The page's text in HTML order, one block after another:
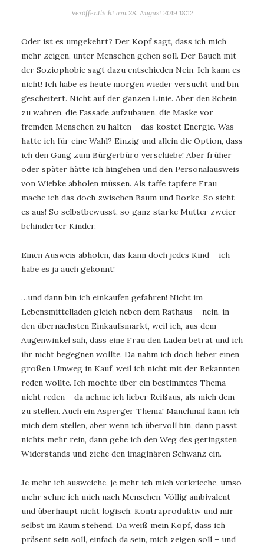
Veröffentlicht am 28. August 2019 18:12
Oder ist es umgekehrt? Der Kopf sagt, dass ich mich
mehr zeigen, unter Menschen gehen soll. Der Bauch mit
der Soziophobie sagt dazu entschieden Nein. Ich kann es
nicht! Ich habe es heute morgen wieder versucht und bin
gescheitert. Nicht auf der ganzen Linie. Aber den Schein
zu wahren, die Fassade aufzubauen, die Maske vor
fremden Menschen zu halten – das kostet Energie. Was
hatte ich für eine Wahl? Einzig und allein die Option, dass
ich den Gang zum Bürgerbüro verschiebe! Aber früher
oder später hätte ich hingehen und den Personalausweis
von Wiebke abholen müssen. Als taffe tapfere Frau
mache ich das doch zwischen Baum und Borke. So sieht
es aus! So selbstbewusst, so ganz starke Mutter zweier
behinderter Kinder.
Einen Ausweis abholen, das kann doch jedes Kind – ich
habe es ja auch gekonnt!
…und dann bin ich einkaufen gefahren! Nicht im
Lebensmittelladen gleich neben dem Rathaus – nein, in
den übernächsten Einkaufsmarkt, weil ich, aus dem
Augenwinkel sah, dass eine Frau den Laden betrat und ich
ihr nicht begegnen wollte. Da nahm ich doch lieber einen
großen Umweg in Kauf, weil ich nicht mit der Bekannten
reden wollte. Ich möchte über ein bestimmtes Thema
nicht reden – da nehme ich lieber Reißaus, als mich dem
zu stellen. Auch ein Asperger Thema! Manchmal kann ich
mich dem stellen, aber wenn ich übervoll bin, dann passt
nichts mehr rein, dann gehe ich den Weg des geringsten
Widerstands und ziehe den imaginären Schwanz ein.
Je mehr ich ausweiche, je mehr ich mich verkrieche, umso
mehr sehne ich mich nach Menschen. Völlig ambivalent
und überhaupt nicht logisch. Kontraproduktiv und mir
selbst im Raum stehend. Da weiß mein Kopf, dass ich
präsent sein soll, einfach da sein, mich zeigen soll – und